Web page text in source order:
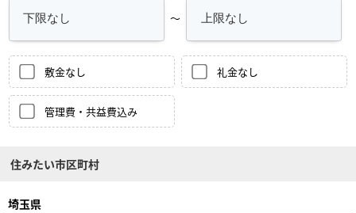
～
敷金なし 礼金なし
管理費・共益費込み
住みたい市区町村
埼玉県